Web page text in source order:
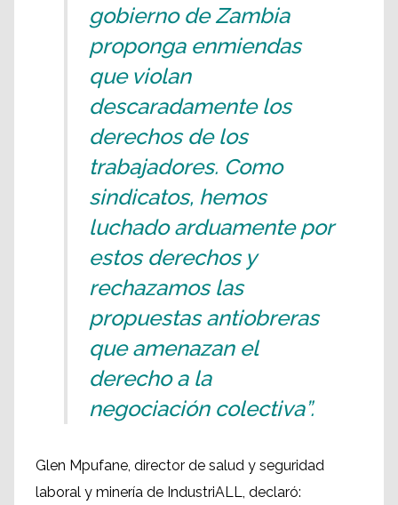
gobierno de Zambia
proponga enmiendas
que violan
descaradamente los
derechos de los
trabajadores. Como
sindicatos, hemos
luchado arduamente por
estos derechos y
rechazamos las
propuestas antiobreras
que amenazan el
derecho a la
negociación colectiva”.
Glen Mpufane, director de salud y seguridad
laboral y minería de IndustriALL, declaró: